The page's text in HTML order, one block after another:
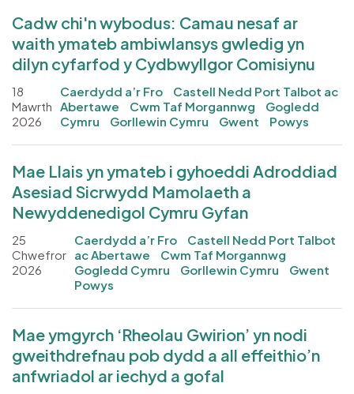
Cadw chi'n wybodus: Camau nesaf ar
waith ymateb ambiwlansys gwledig yn
dilyn cyfarfod y Cydbwyllgor Comisiynu
18
Mawrth
2026
Caerdydd a’r Fro
Castell Nedd Port Talbot ac
Abertawe
Cwm Taf Morgannwg
Gogledd
Cymru
Gorllewin Cymru Gwent Powys
Mae Llais yn ymateb i gyhoeddi Adroddiad
Asesiad Sicrwydd Mamolaeth a
Newyddenedigol Cymru Gyfan
25
Chwefror
2026
Caerdydd a’r Fro
Castell Nedd Port Talbot
ac Abertawe
Cwm Taf Morgannwg
Gogledd Cymru
Gorllewin Cymru
Gwent
Powys
Mae ymgyrch ‘Rheolau Gwirion’ yn nodi
gweithdrefnau pob dydd a all effeithio’n
anfwriadol ar iechyd a gofal